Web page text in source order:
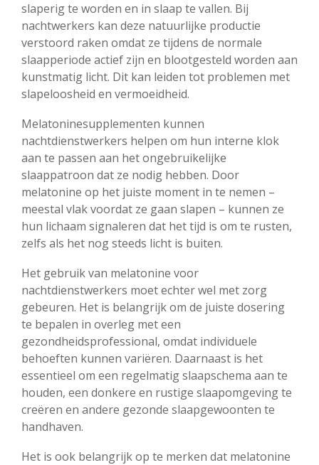
slaperig te worden en in slaap te vallen. Bij
nachtwerkers kan deze natuurlijke productie
verstoord raken omdat ze tijdens de normale
slaapperiode actief zijn en blootgesteld worden aan
kunstmatig licht. Dit kan leiden tot problemen met
slapeloosheid en vermoeidheid.
Melatoninesupplementen kunnen
nachtdienstwerkers helpen om hun interne klok
aan te passen aan het ongebruikelijke
slaappatroon dat ze nodig hebben. Door
melatonine op het juiste moment in te nemen –
meestal vlak voordat ze gaan slapen – kunnen ze
hun lichaam signaleren dat het tijd is om te rusten,
zelfs als het nog steeds licht is buiten.
Het gebruik van melatonine voor
nachtdienstwerkers moet echter wel met zorg
gebeuren. Het is belangrijk om de juiste dosering
te bepalen in overleg met een
gezondheidsprofessional, omdat individuele
behoeften kunnen variëren. Daarnaast is het
essentieel om een regelmatig slaapschema aan te
houden, een donkere en rustige slaapomgeving te
creëren en andere gezonde slaapgewoonten te
handhaven.
Het is ook belangrijk op te merken dat melatonine